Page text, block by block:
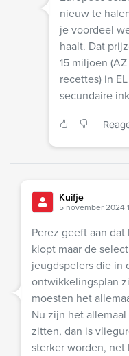
nieuw te
je voordeel
haalt. Dat
15 miljoen
recettes) in
secundaire
Kuifje
5 november 2024
Perez geeft aan
klopt maar de
jeugdspelers die in
ontwikkelingsplan
moesten het
Nu zijn het
zitten, dan is
sterker worden, net